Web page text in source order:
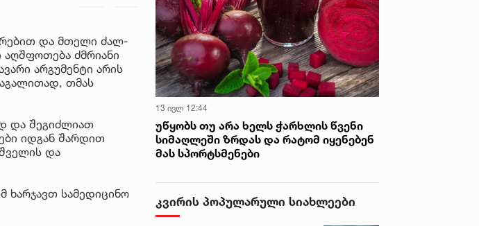
და მთელი ძალ-
ძმრიანი
არგუმენტი არის
თმას
და შეგიძლიათ
იდგან შარდით
და
ხარჯავთ სამედიცინო
13 ივლ 12:44
უწყობს თუ არა ხელს ჭარხლის წვენი
სიმაღლეში ზრდას და რატომ იყენებენ
მას სპორტსმენები
კვირის პოპულარული სიახლეები